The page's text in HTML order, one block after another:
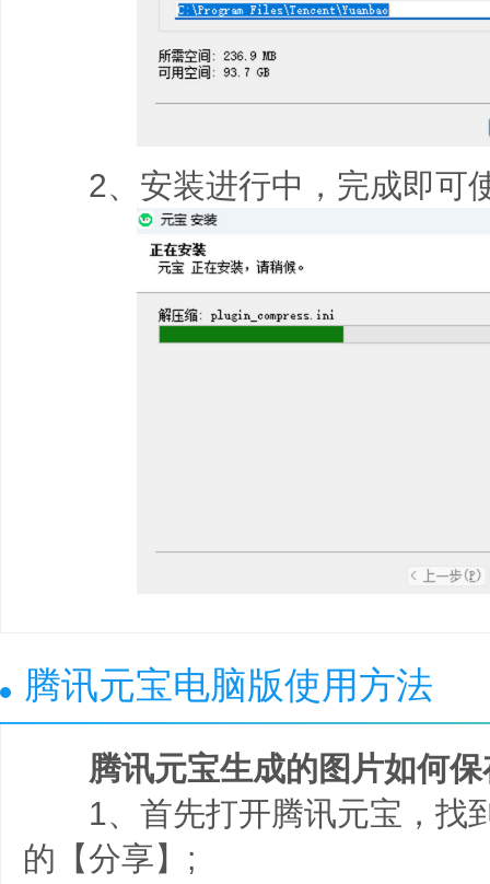
2、安装进行中，完成即可
腾讯元宝电脑版使用方法
腾讯元宝生成的图片如何
1、首先打开腾讯元宝，找
的【分享】;